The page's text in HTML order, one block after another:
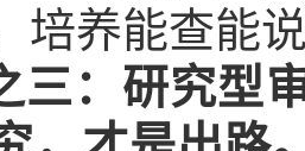
培养能查能
三：研究型